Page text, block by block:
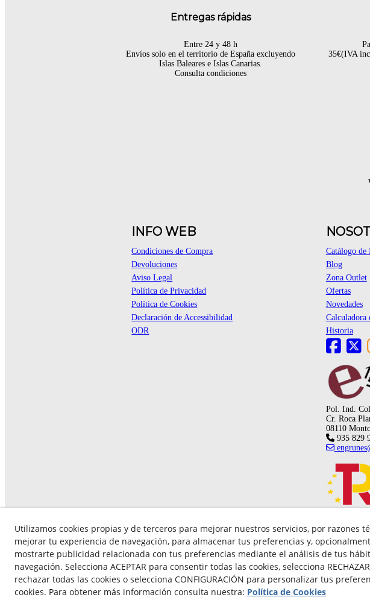
Entregas rápidas
Entre 24 y 48 h
Envíos solo en el territorio de España excluyendo
Islas Baleares e Islas Canarias.
Consulta condiciones
35€(IVA
INFO WEB
Condiciones de Compra
Devoluciones
Aviso Legal
Política de Privacidad
Política de Cookies
Declaración de Accessibilidad
ODR
Catálogo de
Blog
Zona Outlet
Ofertas
Novedades
Calculadora
Historia
Pol. Ind.
Cr. Roca
08110
935 829
© 08/2026 FUNDACIÓ PRIVADA
Utilizamos cookies propias y de terceros para mejorar nuestros servicios, por razones
mejorar tu experiencia de navegación, para almacenar tus preferencias y,
mostrarte publicidad relacionada con tus preferencias mediante el análisis de tus
navegación. Selecciona ACEPTAR para consentir todas las cookies, selecciona
rechazar todas las cookies o selecciona CONFIGURACIÓN para personalizar tus
cookies. Para obtener más información consulta nuestra: Política de Cookies